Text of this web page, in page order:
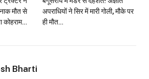
मौत से
कोहराम…
अपराधियों ने सिर में मारी गोली, मौके पर
ही मौत…
Bharti